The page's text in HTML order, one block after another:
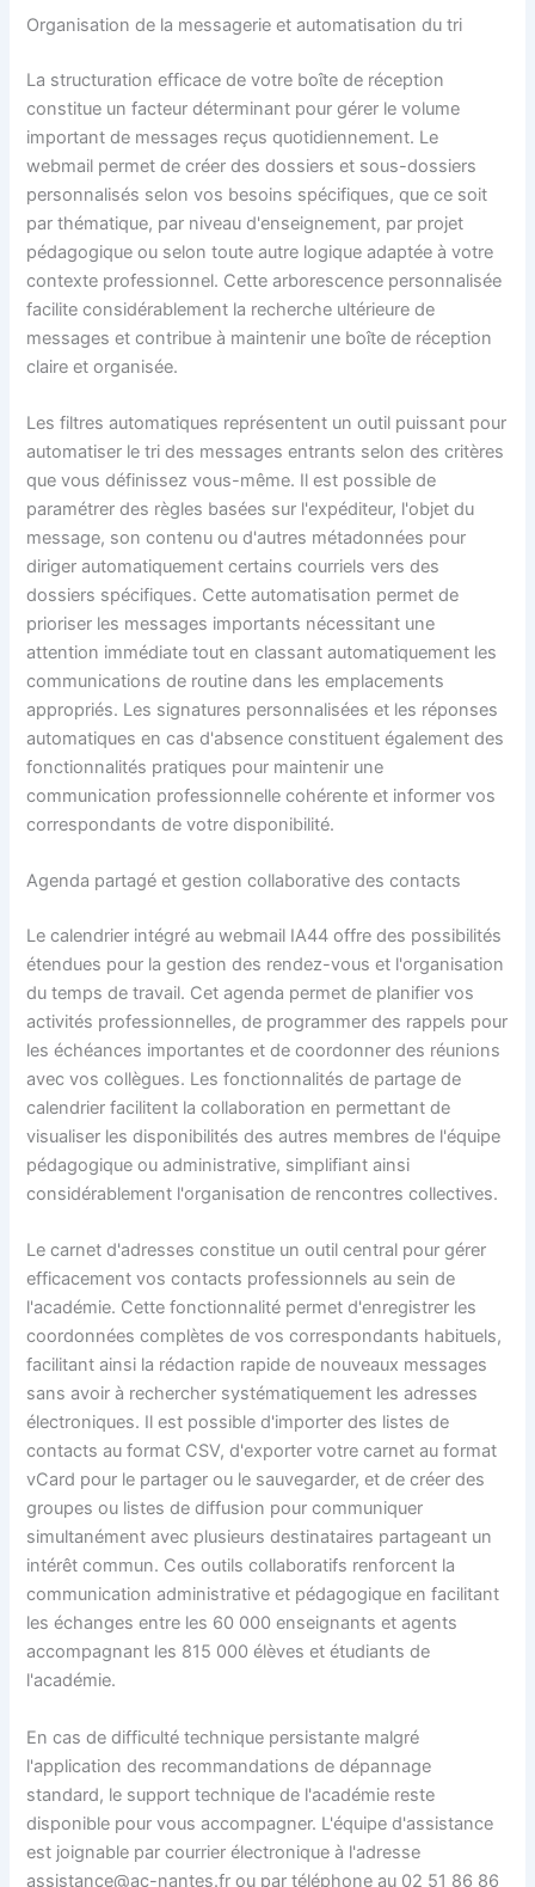
Organisation de la messagerie et automatisation du tri
La structuration efficace de votre boîte de réception
constitue un facteur déterminant pour gérer le volume
important de messages reçus quotidiennement. Le
webmail permet de créer des dossiers et sous-dossiers
personnalisés selon vos besoins spécifiques, que ce soit
par thématique, par niveau d'enseignement, par projet
pédagogique ou selon toute autre logique adaptée à votre
contexte professionnel. Cette arborescence personnalisée
facilite considérablement la recherche ultérieure de
messages et contribue à maintenir une boîte de réception
claire et organisée.
Les filtres automatiques représentent un outil puissant pour
automatiser le tri des messages entrants selon des critères
que vous définissez vous-même. Il est possible de
paramétrer des règles basées sur l'expéditeur, l'objet du
message, son contenu ou d'autres métadonnées pour
diriger automatiquement certains courriels vers des
dossiers spécifiques. Cette automatisation permet de
prioriser les messages importants nécessitant une
attention immédiate tout en classant automatiquement les
communications de routine dans les emplacements
appropriés. Les signatures personnalisées et les réponses
automatiques en cas d'absence constituent également des
fonctionnalités pratiques pour maintenir une
communication professionnelle cohérente et informer vos
correspondants de votre disponibilité.
Agenda partagé et gestion collaborative des contacts
Le calendrier intégré au webmail IA44 offre des possibilités
étendues pour la gestion des rendez-vous et l'organisation
du temps de travail. Cet agenda permet de planifier vos
activités professionnelles, de programmer des rappels pour
les échéances importantes et de coordonner des réunions
avec vos collègues. Les fonctionnalités de partage de
calendrier facilitent la collaboration en permettant de
visualiser les disponibilités des autres membres de l'équipe
pédagogique ou administrative, simplifiant ainsi
considérablement l'organisation de rencontres collectives.
Le carnet d'adresses constitue un outil central pour gérer
efficacement vos contacts professionnels au sein de
l'académie. Cette fonctionnalité permet d'enregistrer les
coordonnées complètes de vos correspondants habituels,
facilitant ainsi la rédaction rapide de nouveaux messages
sans avoir à rechercher systématiquement les adresses
électroniques. Il est possible d'importer des listes de
contacts au format CSV, d'exporter votre carnet au format
vCard pour le partager ou le sauvegarder, et de créer des
groupes ou listes de diffusion pour communiquer
simultanément avec plusieurs destinataires partageant un
intérêt commun. Ces outils collaboratifs renforcent la
communication administrative et pédagogique en facilitant
les échanges entre les 60 000 enseignants et agents
accompagnant les 815 000 élèves et étudiants de
l'académie.
En cas de difficulté technique persistante malgré
l'application des recommandations de dépannage
standard, le support technique de l'académie reste
disponible pour vous accompagner. L'équipe d'assistance
est joignable par courrier électronique à l'adresse
assistance@ac-nantes.fr ou par téléphone au 02 51 86 86